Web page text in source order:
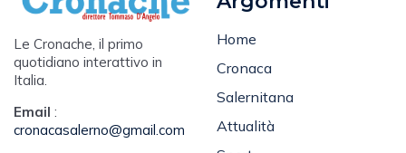
Le Cronache, il primo
quotidiano interattivo in
Italia.
cronacasalerno@gmail.com
Cronaca
Salernitana
Attualità
Sport